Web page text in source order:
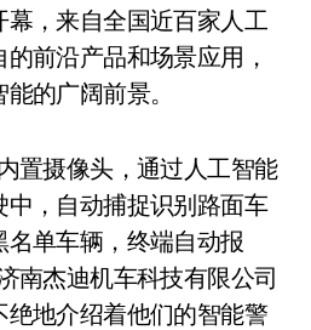
，来自全国近百家人工
前沿产品和场景应用，
的广阔前景。
置摄像头，通过人工智能
，自动捕捉识别路面车
单车辆，终端自动报
南杰迪机车科技有限公司
地介绍着他们的智能警